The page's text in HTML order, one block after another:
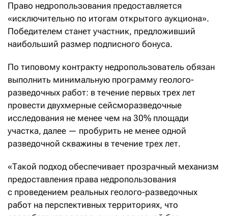
Право недропользования предоставляется
«исключительно по итогам открытого аукциона».
Победителем станет участник, предложивший
наибольший размер подписного бонуса.
По типовому контракту недропользователь обязан
выполнить минимальную программу геолого-
разведочных работ: в течение первых трех лет
провести двухмерные сейсморазведочные
исследования не менее чем на 30% площади
участка, далее — пробурить не менее одной
разведочной скважины в течение трех лет.
«Такой подход обеспечивает прозрачный механизм
предоставления права недропользования
с проведением реальных геолого-разведочных
работ на перспективных территориях, что